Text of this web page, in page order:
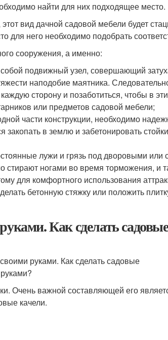
найти для них подходящее место.
вид дачной садовой мебели будет
для него необходимо подобрать
сооружения, а именно:
собой подвижный узел, совершающий
наподобие маятника.
сторону и позаботиться, чтобы в
или предметов садовой мебели;
части конструкции, необходимо
в землю и забетонировать
лужи и грязь под дворовыми или
стирают ногами во время торможения, и
для комфортного использования
бетонную стяжку или положить
Как сделать
Очень важной составляющей его
качели.